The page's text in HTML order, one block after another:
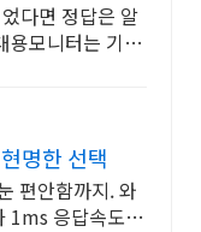
다면 정답은 알
용모니터는 기
명한 선택
편안함까지. 와
1ms 응답속도로